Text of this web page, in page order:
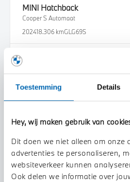
Toestemming Details
Hey, wij maken gebruik van
Dit doen we niet alleen om onze
advertenties te personaliseren,
websiteverkeer kunnen
Ook delen we informatie over
MINI Hatchback
Cooper S Automaat
202418.306 kmGLG69S